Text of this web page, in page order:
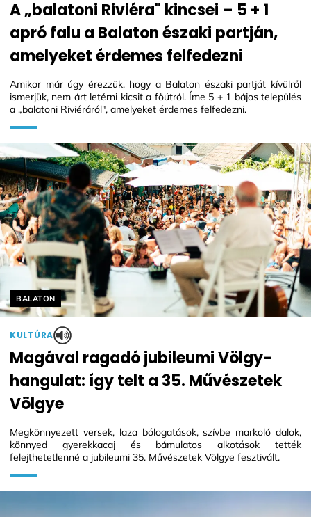
A „balatoni Riviéra" kincsei – 5 + 1
apró falu a Balaton északi partján,
amelyeket érdemes felfedezni
Amikor már úgy érezzük, hogy a Balaton északi partját kívülről
ismerjük, nem árt letérni kicsit a főútról. Íme 5 + 1 bájos település
a „balatoni Riviéráról", amelyeket érdemes felfedezni.
Helyszín címkék:
BALATON
KULTÚRA
Magával ragadó jubileumi Völgy-
hangulat: így telt a 35. Művészetek
Völgye
Megkönnyezett versek, laza bólogatások, szívbe markoló dalok,
könnyed gyerekkacaj és bámulatos alkotások tették
felejthetetlenné a jubileumi 35. Művészetek Völgye fesztivált.